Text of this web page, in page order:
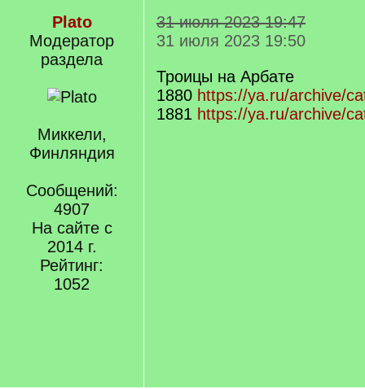
Plato
Модератор
раздела
Миккели,
Финляндия
Сообщений:
4907
На сайте с
2014 г.
Рейтинг:
1052
31 июля 2023 19:47
31 июля 2023 19:50
Троицы на Арбате
1880 https://ya.ru/archive/
1881 https://ya.ru/archive/